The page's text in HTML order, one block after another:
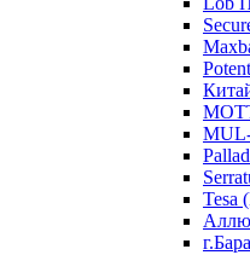
Potent
Tesa